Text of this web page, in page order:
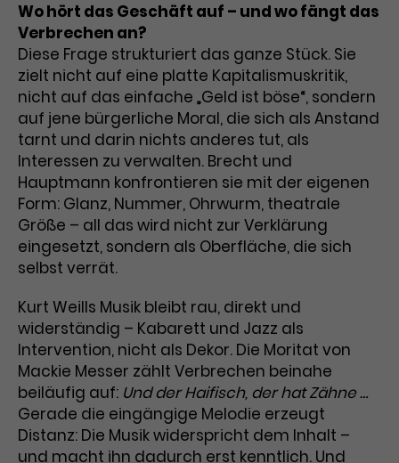
Wo hört das Geschäft auf – und wo fängt das
Verbrechen an?
Diese Frage strukturiert das ganze Stück. Sie
zielt nicht auf eine platte Kapitalismuskritik,
nicht auf das einfache „Geld ist böse“, sondern
auf jene bürgerliche Moral, die sich als Anstand
tarnt und darin nichts anderes tut, als
Interessen zu verwalten. Brecht und
Hauptmann konfrontieren sie mit der eigenen
Form: Glanz, Nummer, Ohrwurm, theatrale
Größe – all das wird nicht zur Verklärung
eingesetzt, sondern als Oberfläche, die sich
selbst verrät.
Kurt Weills Musik bleibt rau, direkt und
widerständig – Kabarett und Jazz als
Intervention, nicht als Dekor. Die Moritat von
Mackie Messer zählt Verbrechen beinahe
beiläufig auf: Und der Haifisch, der hat Zähne …
Gerade die eingängige Melodie erzeugt
Distanz: Die Musik widerspricht dem Inhalt –
und macht ihn dadurch erst kenntlich. Und